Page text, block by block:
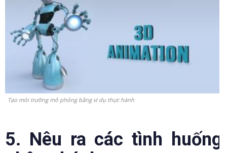
Tạo môi trường mô phỏng bằng ví dụ thực hành
5. Nêu ra các tình huống